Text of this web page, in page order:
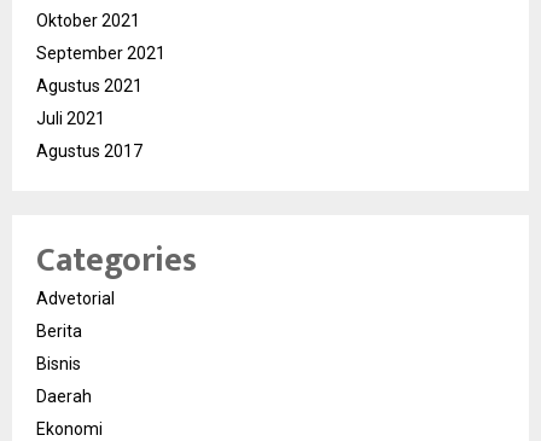
Oktober 2021
September 2021
Agustus 2021
Juli 2021
Agustus 2017
Categories
Advetorial
Berita
Bisnis
Daerah
Ekonomi